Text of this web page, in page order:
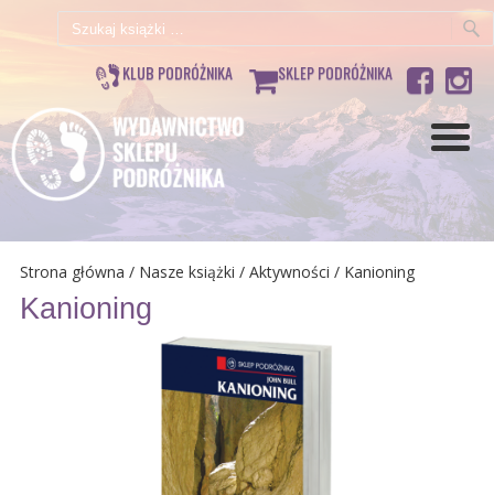
Szukaj:
KLUB PODRÓŻNIKA SKLEP PODRÓŻNIKA
Strona główna / Nasze książki /Aktywności / Kanioning
Kanioning